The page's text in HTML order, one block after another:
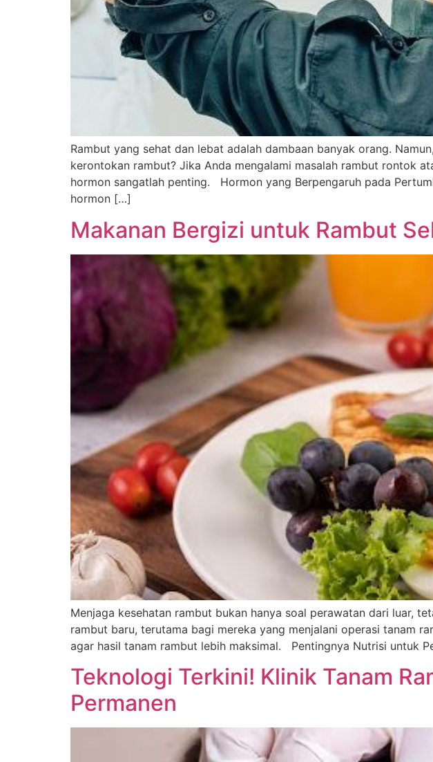
Rambut yang sehat dan lebat adalah dambaan banyak orang.
kerontokan rambut? Jika Anda mengalami masalah rambut rontok
hormon sangatlah penting. Hormon yang Berpengaruh pada
hormon […]
Makanan Bergizi untuk Rambut
Menjaga kesehatan rambut bukan hanya soal perawatan dari luar,
rambut baru, terutama bagi mereka yang menjalani operasi tanam
agar hasil tanam rambut lebih maksimal. Pentingnya Nutrisi untuk
Teknologi Terkini! Klinik Tanam
Permanen